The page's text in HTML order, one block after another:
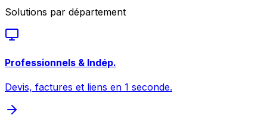
Solutions par département
Professionnels & Indép.
Devis, factures et liens en 1 seconde.